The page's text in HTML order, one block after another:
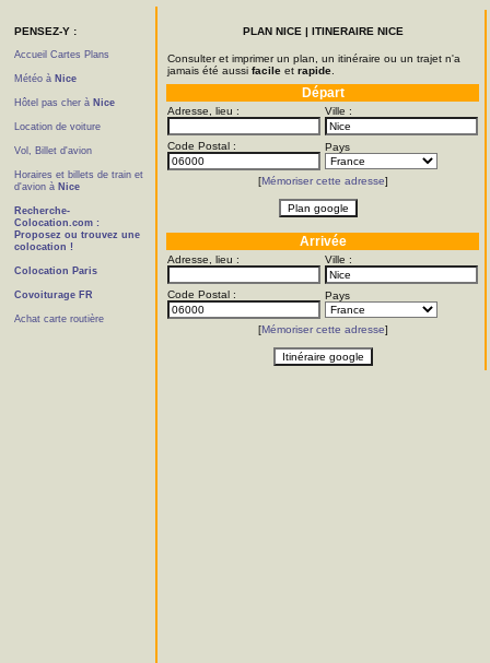
PENSEZ-Y :
Accueil Cartes Plans
Météo à Nice
Hôtel pas cher à Nice
Location de voiture
Vol, Billet d'avion
Horaires et billets de train et
d'avion à Nice
Recherche-
Colocation.com :
Proposez ou trouvez une
colocation !
Colocation Paris
Covoiturage FR
Achat carte routière
PLAN NICE | ITINERAIRE NICE
Consulter et imprimer un plan, un itinéraire ou un trajet n'a
jamais été aussi facile et rapide
Départ
Adresse, lieu : Ville :
Code Postal : Pays
[Mémoriser cette adresse]
Arrivée
Adresse, lieu : Ville :
Code Postal : Pays
[Mémoriser cette adresse]